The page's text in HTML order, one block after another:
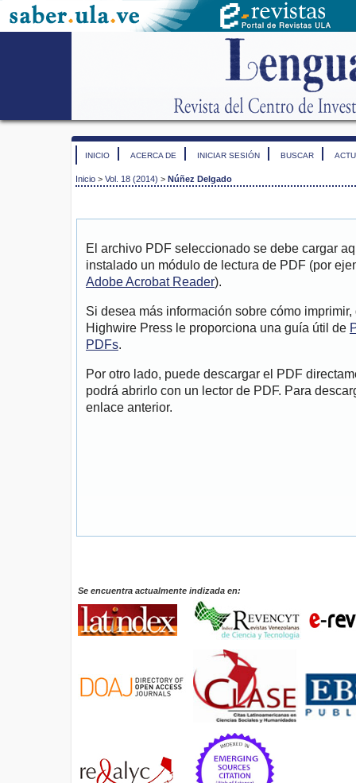
INICIO ACERCA DE INICIAR SESIÓN BUSCAR
Inicio > Vol. 18 (2014) > Núñez Delgado
El archivo PDF seleccionado se debe cargar
instalado un módulo de lectura de PDF (por
Adobe Acrobat Reader).
Si desea más información sobre cómo
Highwire Press le proporciona una guía útil de
PDFs.
Por otro lado, puede descargar el PDF
podrá abrirlo con un lector de PDF. Para
enlace anterior.
Se encuentra actualmente indizada en: